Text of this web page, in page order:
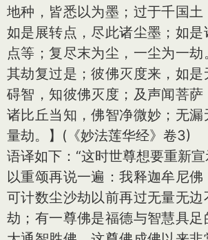
地种，皆悉以为墨；过于千国土
如是展转点，尽此诸尘墨；如
点等；复尽末为尘，一尘为一劫
其劫复过是；彼佛灭度来，如
碍智，知彼佛灭度；及声闻菩萨
诸比丘当知，佛智净微妙；无
量劫。】(《妙法莲华经》卷3)
语译如下：“这时世尊想要重新
以重颂再说一遍：我释迦牟尼
可计数尘沙劫以前再过无量无
劫；有一尊佛是福德与智慧具